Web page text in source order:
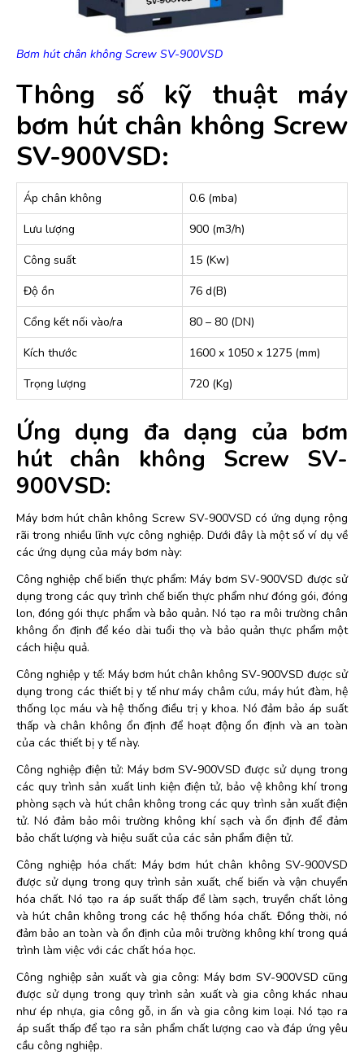
Bơm hút chân không Screw SV-900VSD
Thông số kỹ thuật máy
bơm hút chân không Screw
SV-900VSD:
Áp chân không
0.6 (mba)
Lưu lượng
900 (m3/h)
Công suất
15 (Kw)
Độ ồn
76 d(B)
Cổng kết nối vào/ra
80 – 80 (DN)
Kích thước
1600 x 1050 x 1275 (mm)
Trọng lượng
720 (Kg)
Ứng dụng đa dạng của bơm
hút chân không Screw SV-
900VSD:
Máy bơm hút chân không Screw SV-900VSD có ứng dụng rộng
rãi trong nhiều lĩnh vực công nghiệp. Dưới đây là một số ví dụ về
các ứng dụng của máy bơm này:
Công nghiệp chế biến thực phẩm: Máy bơm SV-900VSD được sử
dụng trong các quy trình chế biến thực phẩm như đóng gói, đóng
lon, đóng gói thực phẩm và bảo quản. Nó tạo ra môi trường chân
không ổn định để kéo dài tuổi thọ và bảo quản thực phẩm một
cách hiệu quả.
Công nghiệp y tế: Máy bơm hút chân không SV-900VSD được sử
dụng trong các thiết bị y tế như máy châm cứu, máy hút đàm, hệ
thống lọc máu và hệ thống điều trị y khoa. Nó đảm bảo áp suất
thấp và chân không ổn định để hoạt động ổn định và an toàn
của các thiết bị y tế này.
Công nghiệp điện tử: Máy bơm SV-900VSD được sử dụng trong
các quy trình sản xuất linh kiện điện tử, bảo vệ không khí trong
phòng sạch và hút chân không trong các quy trình sản xuất điện
tử. Nó đảm bảo môi trường không khí sạch và ổn định để đảm
bảo chất lượng và hiệu suất của các sản phẩm điện tử.
Công nghiệp hóa chất: Máy bơm hút chân không SV-900VSD
được sử dụng trong quy trình sản xuất, chế biến và vận chuyển
hóa chất. Nó tạo ra áp suất thấp để làm sạch, truyền chất lỏng
và hút chân không trong các hệ thống hóa chất. Đồng thời, nó
đảm bảo an toàn và ổn định của môi trường không khí trong quá
trình làm việc với các chất hóa học.
Công nghiệp sản xuất và gia công: Máy bơm SV-900VSD cũng
được sử dụng trong quy trình sản xuất và gia công khác nhau
như ép nhựa, gia công gỗ, in ấn và gia công kim loại. Nó tạo ra
áp suất thấp để tạo ra sản phẩm chất lượng cao và đáp ứng yêu
cầu công nghiệp.